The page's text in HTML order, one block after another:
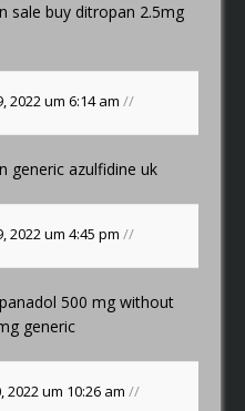
sale buy ditropan 2.5mg
2022 um 6:14 am//
generic azulfidine uk
2022 um 4:45 pm//
500 mg without
generic
2022 um 10:26 am//